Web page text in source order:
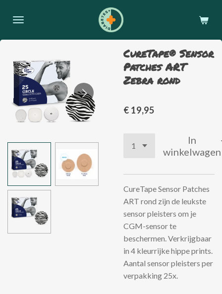
direct
hoofdinhoud
CureTape® Sensor
Patches ART
Zebra rond
€ 19,95
In
winkelwagen
CureTape Sensor Patches
ART rond zijn de leukste
sensor pleisters om je
CGM-sensor te
beschermen. Verkrijgbaar
in 4 kleurrijke hippe prints.
Aantal sensor pleisters per
verpakking 25x.